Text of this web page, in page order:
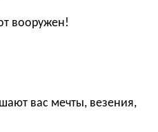
вооружен!
вас мечты, везения,